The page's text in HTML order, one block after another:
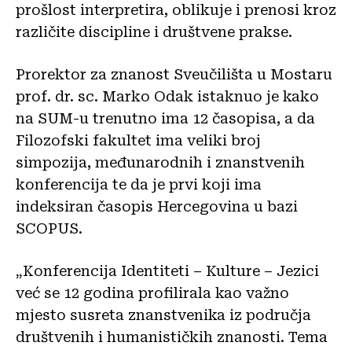
prošlost interpretira, oblikuje i prenosi kroz
različite discipline i društvene prakse.
Prorektor za znanost Sveučilišta u Mostaru
prof. dr. sc. Marko Odak istaknuo je kako
na SUM-u trenutno ima 12 časopisa, a da
Filozofski fakultet ima veliki broj
simpozija, međunarodnih i znanstvenih
konferencija te da je prvi koji ima
indeksiran časopis Hercegovina u bazi
SCOPUS.
„Konferencija Identiteti – Kulture – Jezici
već se 12 godina profilirala kao važno
mjesto susreta znanstvenika iz područja
društvenih i humanističkih znanosti. Tema